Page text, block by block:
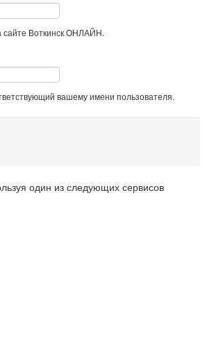
сайте Воткинск ОНЛАЙН.
вашему имени пользователя.
один из следующих сервисов